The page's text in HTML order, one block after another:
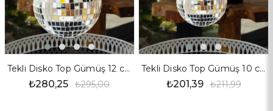
Tekli Disko Top Gümüş 12 cm
₺280,25 ₺295,00
Tekli Disko Top Gümüş 10 cm
₺201,39 ₺211,99